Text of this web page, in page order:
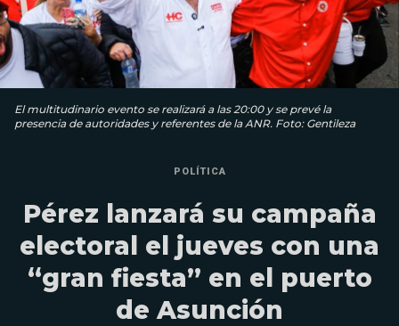
El multitudinario evento se realizará a las 20:00 y se prevé la
presencia de autoridades y referentes de la ANR. Foto: Gentileza
POLÍTICA
Pérez lanzará su campaña
electoral el jueves con una
“gran fiesta” en el puerto
de Asunción